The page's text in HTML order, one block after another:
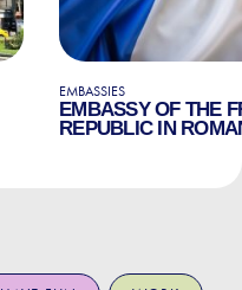
EMBASSIES
EMBASSY OF THE
REPUBLIC IN